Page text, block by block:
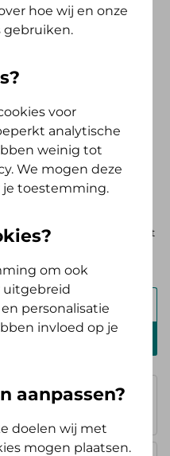
implantaten in je
Je kunt het
Voor een
klikgebit of
krijg je een
de AV (Tand) Opstap of AV
basisverzekering Zelf Bewust
in en
Polis
hoe wij en onze
gebruiken.
voor
analytische
weinig tot
We mogen deze
je toestemming.
om ook
uitgebreid
personalisatie
invloed op je
aanpassen?
doelen wij met
mogen plaatsen.